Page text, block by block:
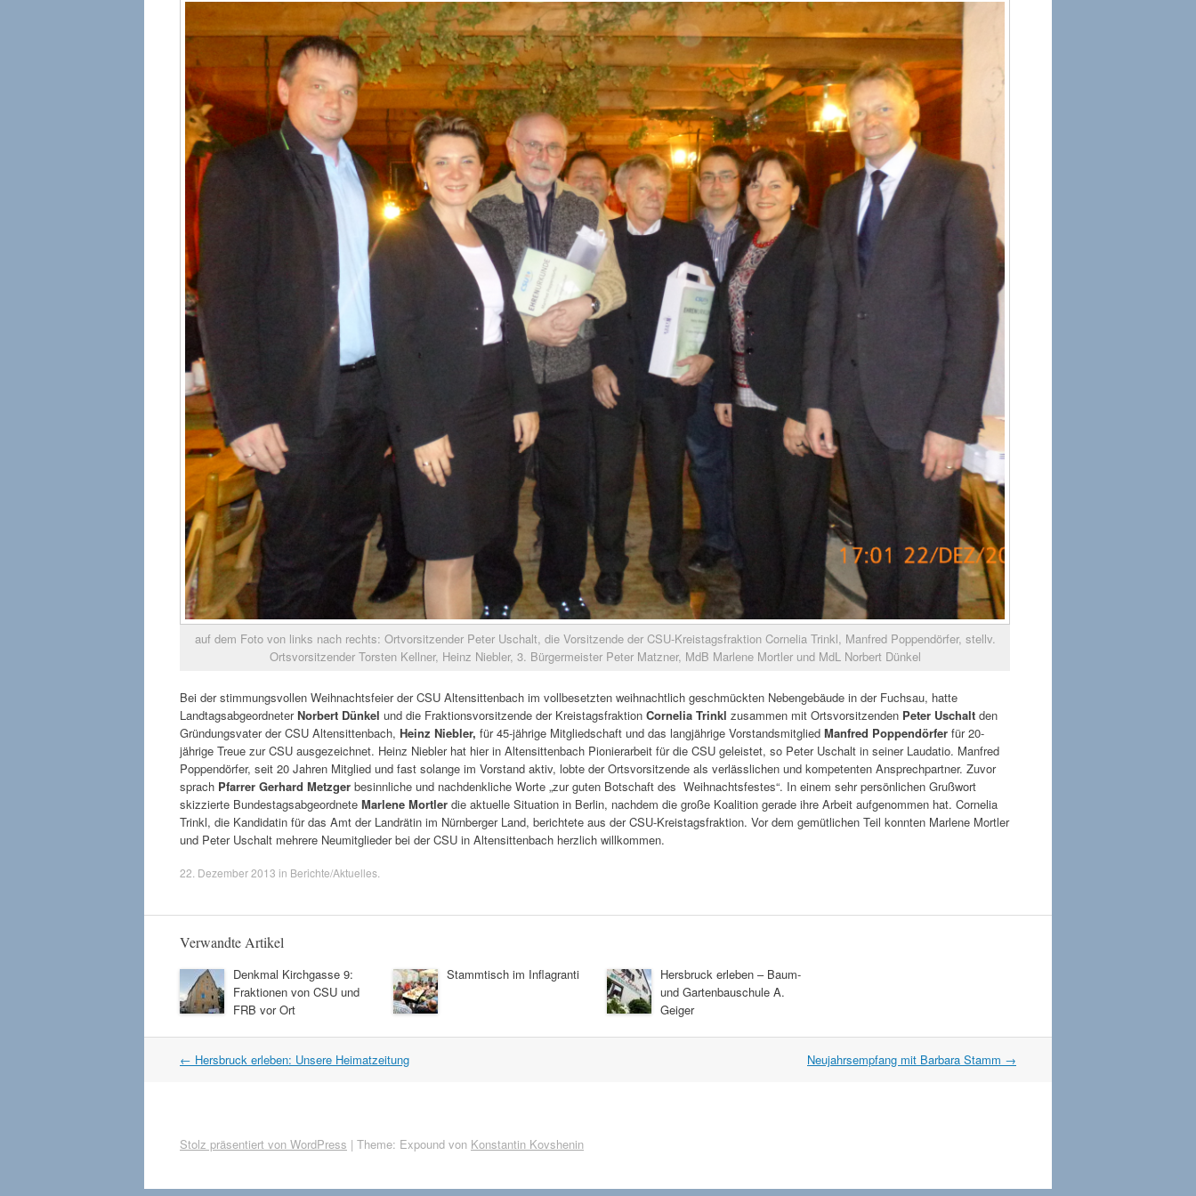
auf dem Foto von links nach rechts: Ortvorsitzender Peter Uschalt, die Vorsitzende der CSU-Kreistagsfraktion Cornelia Trinkl, Manfred Poppendörfer, stellv.
Ortsvorsitzender Torsten Kellner, Heinz Niebler, 3. Bürgermeister Peter Matzner, MdB Marlene Mortler und MdL Norbert Dünkel
Bei der stimmungsvollen Weihnachtsfeier der CSU Altensittenbach im vollbesetzten weihnachtlich geschmückten Nebengebäude in der Fuchsau, hatte
Landtagsabgeordneter Norbert Dünkel und die Fraktionsvorsitzende der Kreistagsfraktion Cornelia Trinkl zusammen mit Ortsvorsitzenden Peter Uschalt den
Gründungsvater der CSU Altensittenbach, Heinz Niebler, für 45-jährige Mitgliedschaft und das langjährige Vorstandsmitglied Manfred Poppendörfer für 20-
jährige Treue zur CSU ausgezeichnet. Heinz Niebler hat hier in Altensittenbach Pionierarbeit für die CSU geleistet, so Peter Uschalt in seiner Laudatio. Manfred
Poppendörfer, seit 20 Jahren Mitglied und fast solange im Vorstand aktiv, lobte der Ortsvorsitzende als verlässlichen und kompetenten Ansprechpartner. Zuvor
sprach Pfarrer Gerhard Metzger besinnliche und nachdenkliche Worte „zur guten Botschaft des Weihnachtsfestes“. In einem sehr persönlichen Grußwort
skizzierte Bundestagsabgeordnete Marlene Mortler die aktuelle Situation in Berlin, nachdem die große Koalition gerade ihre Arbeit aufgenommen hat. Cornelia
Trinkl, die Kandidatin für das Amt der Landrätin im Nürnberger Land, berichtete aus der CSU-Kreistagsfraktion. Vor dem gemütlichen Teil konnten Marlene Mortler
und Peter Uschalt mehrere Neumitglieder bei der CSU in Altensittenbach herzlich willkommen.
22. Dezember 2013 in Berichte/Aktuelles
Verwandte Artikel
Denkmal Kirchgasse 9:
Fraktionen von CSU und
FRB vor Ort
Stammtisch im Inflagranti
Hersbruck erleben – Baum-
und Gartenbauschule A.
Geiger
Artikel
← Hersbruck erleben: Unsere Heimatzeitung Neujahrsempfang mit Barbara Stamm →
Stolz präsentiert von WordPress | Theme: Expound von Konstantin Kovshenin